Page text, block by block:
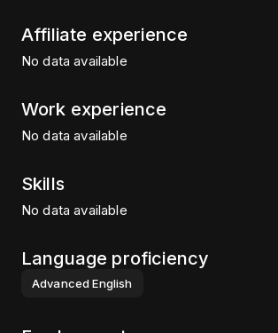
Affiliate experience
No data available
Work experience
No data available
Skills
No data available
Language proficiency
Advanced English